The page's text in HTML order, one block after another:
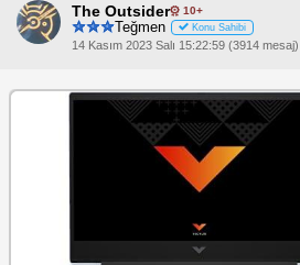
The Outsider 10+
Teğmen Konu Sahibi
14 Kasım 2023 Salı 15:22:59 (3914 mesaj)